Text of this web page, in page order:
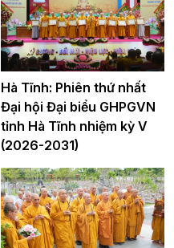
Hà Tĩnh: Phiên thứ nhất
Đại hội Đại biểu GHPGVN
tỉnh Hà Tĩnh nhiệm kỳ V
(2026-2031)